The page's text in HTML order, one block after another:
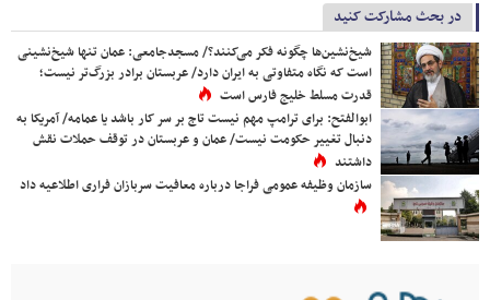
در بحث مشارکت کنید
شیخ‌نشین‌ها چگونه فکر می‌کنند؟/ مسجدجامعی: عمان تنها شیخ‌نشینی
است که نگاه متفاوتی به ایران دارد/ عربستان برادر بزرگ‌تر نیست؛
قدرت مسلط خلیج فارس است
ابوالفتح: برای ترامپ مهم نیست تاج بر سر کار باشد یا عمامه/ آمریکا به
دنبال تغییر حکومت نیست/ عمان و عربستان در توقف حملات نقش
داشتند
سازمان وظیفه عمومی فراجا درباره معافیت سربازان فراری اطلاعیه داد